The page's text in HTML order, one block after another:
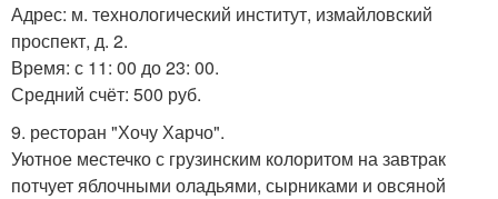
Адрес: м. технологический институт, измайловский
проспект, д. 2.
Время: с 11: 00 до 23: 00.
Средний счёт: 500 руб.
9. ресторан "Хочу Харчо".
Уютное местечко с грузинским колоритом на завтрак
потчует яблочными оладьями, сырниками и овсяной